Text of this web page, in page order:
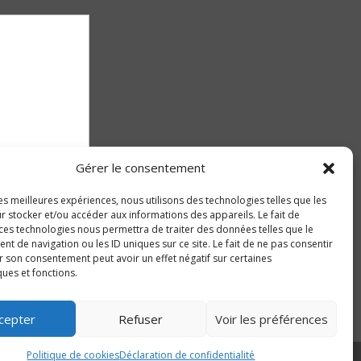
Gérer le consentement
meilleures expériences, nous utilisons des technologies telles que les
stocker et/ou accéder aux informations des appareils. Le fait de
technologies nous permettra de traiter des données telles que le
de navigation ou les ID uniques sur ce site. Le fait de ne pas consentir
son consentement peut avoir un effet négatif sur certaines
et fonctions.
Refuser Voir les préférences
Politique de cookiesDéclaration de confidentialité